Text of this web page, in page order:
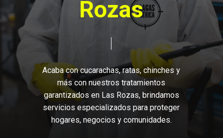
Rozas
Acaba con cucarachas, ratas, chinches y
más con nuestros tratamientos
garantizados en Las Rozas, brindamos
servicios especializados para proteger
hogares, negocios y comunidades.